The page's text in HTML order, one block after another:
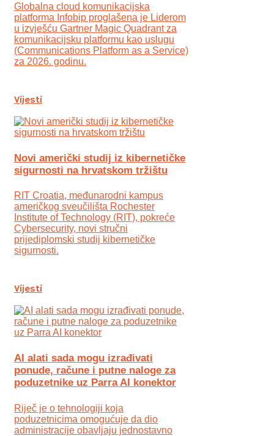
Globalna cloud komunikacijska
platforma Infobip proglašena je Liderom
u izvješću Gartner Magic Quadrant za
komunikacijsku platformu kao uslugu
(Communications Platform as a Service)
za 2026. godinu.
Vijesti
Novi američki studij iz kibernetičke
sigurnosti na hrvatskom tržištu
RIT Croatia, međunarodni kampus
američkog sveučilišta Rochester
Institute of Technology (RIT), pokreće
Cybersecurity, novi stručni
prijediplomski studij kibernetičke
sigurnosti.
Vijesti
AI alati sada mogu izrađivati
ponude, račune i putne naloge za
poduzetnike uz Parra AI konektor
Riječ je o tehnologiji koja
poduzetnicima omogućuje da dio
administracije obavljaju jednostavno